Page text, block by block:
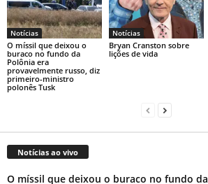
Notícias
O míssil que deixou o
buraco no fundo da
Polônia era
provavelmente russo, diz
primeiro-ministro
polonês Tusk
Notícias
Bryan Cranston sobre
lições de vida
Notícias ao vivo
O míssil que deixou o buraco no fundo da